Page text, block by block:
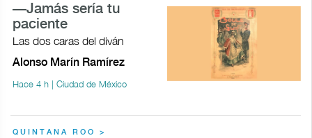
—Jamás sería tu
paciente
Las dos caras del diván
Alonso Marín Ramírez
Hace 4 h | Ciudad de México
QUINTANA ROO >